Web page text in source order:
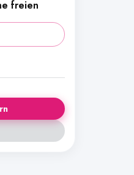
freien